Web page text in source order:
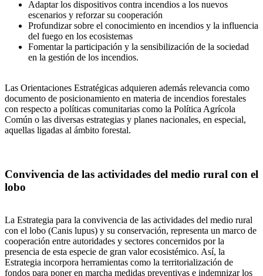
Adaptar los dispositivos contra incendios a los nuevos
escenarios y reforzar su cooperación
Profundizar sobre el conocimiento en incendios y la influencia
del fuego en los ecosistemas
Fomentar la participación y la sensibilización de la sociedad
en la gestión de los incendios.
Las Orientaciones Estratégicas adquieren además relevancia como
documento de posicionamiento en materia de incendios forestales
con respecto a políticas comunitarias como la Política Agrícola
Común o las diversas estrategias y planes nacionales, en especial,
aquellas ligadas al ámbito forestal.
Convivencia de las actividades del medio rural con el
lobo
La Estrategia para la convivencia de las actividades del medio rural
con el lobo (Canis lupus) y su conservación, representa un marco de
cooperación entre autoridades y sectores concernidos por la
presencia de esta especie de gran valor ecosistémico. Así, la
Estrategia incorpora herramientas como la territorialización de
fondos para poner en marcha medidas preventivas e indemnizar los